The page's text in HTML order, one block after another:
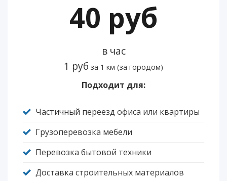
40 руб
в час
1 руб за 1 км (за городом)
Подходит для:
Частичный переезд офиса или квартиры
Грузоперевозка мебели
Перевозка бытовой техники
Доставка строительных материалов